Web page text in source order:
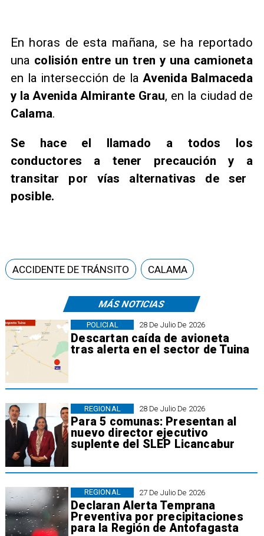
En horas de esta mañana, se ha reportado
una colisión entre un tren y una camioneta
en la intersección de la Avenida Balmaceda
y la Avenida Almirante Grau, en la ciudad de
Calama.
Se hace el llamado a todos los
conductores a tener precaución y a
transitar por vías alternativas de ser
posible.
MÁS NOTICIAS
28 De Julio De 2026
Descartan caída de avioneta
tras alerta en el sector de Tuina
POLICIAL
28 De Julio De 2026
Para 5 comunas: Presentan al
nuevo director ejecutivo
suplente del SLEP Licancabur
REGIONAL
27 De Julio De 2026
Declaran Alerta Temprana
Preventiva por precipitaciones
para la Región de Antofagasta
REGIONAL
ACCIDENTE DE TRÁNSITO CALAMA